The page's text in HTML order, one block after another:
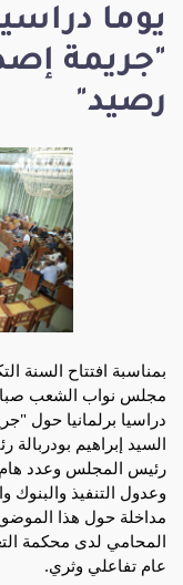
يوما
"جريمة
رصيد"
بمناسبة افتتاح السنة
دراسيا برلمانيا حول
السيد إبراهيم
رئيس المجلس وعدد
وعدول التنفيذ
مداخلة حول هذا
المحامي لدى محكمة
عام تفاعلي وثري.